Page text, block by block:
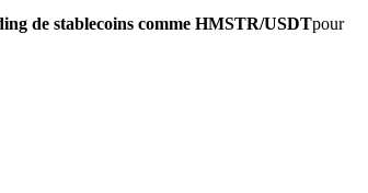
de stablecoins comme HMSTR/USDTpour